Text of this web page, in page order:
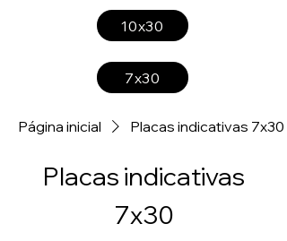
10x30
7x30
Página inicial Placas indicativas 7x30
Placas indicativas
7x30